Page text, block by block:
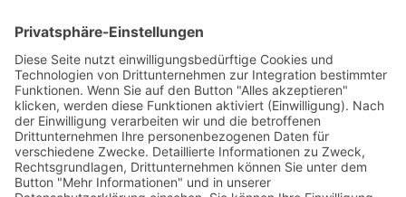
Podcasts, Themen und Informationen.
Entdecken Sie unser Forum für Medien, Bildung
und Demokratie - jederzeit und überall
verfügbar.
Mehr erfahren